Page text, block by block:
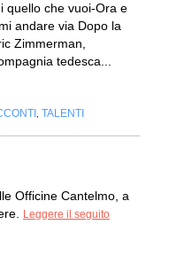
quello che vuoi-Ora e
andare via Dopo la
Zimmerman,
tedesca...
TALENTI
Officine Cantelmo, a
Leggere il seguito